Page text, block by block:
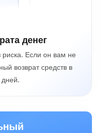
денег
риска. Если он вам не
возврат средств в